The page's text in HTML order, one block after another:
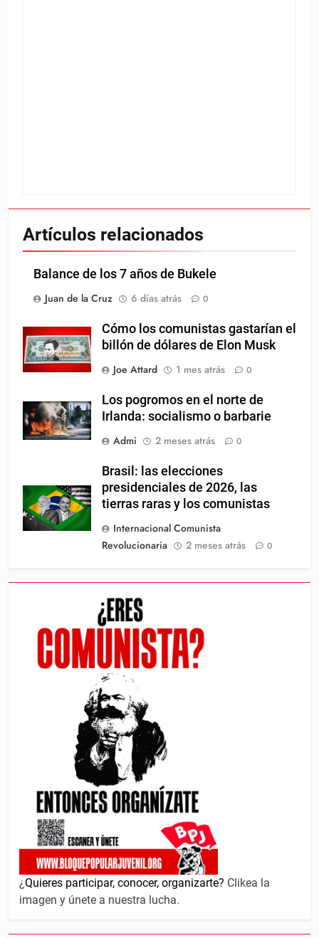
Artículos relacionados
Balance de los 7 años de Bukele
Juan de la Cruz
6 días atrás 0
Cómo los comunistas gastarían el
billón de dólares de Elon Musk
Joe Attard
1 mes atrás 0
Los pogromos en el norte de
Irlanda: socialismo o barbarie
Admi
2 meses atrás 0
Brasil: las elecciones
presidenciales de 2026, las
tierras raras y los comunistas
Internacional Comunista
Revolucionaria
2 meses atrás 0
¿Quieres participar, conocer, organizarte? Clikea la
imagen y únete a nuestra lucha.